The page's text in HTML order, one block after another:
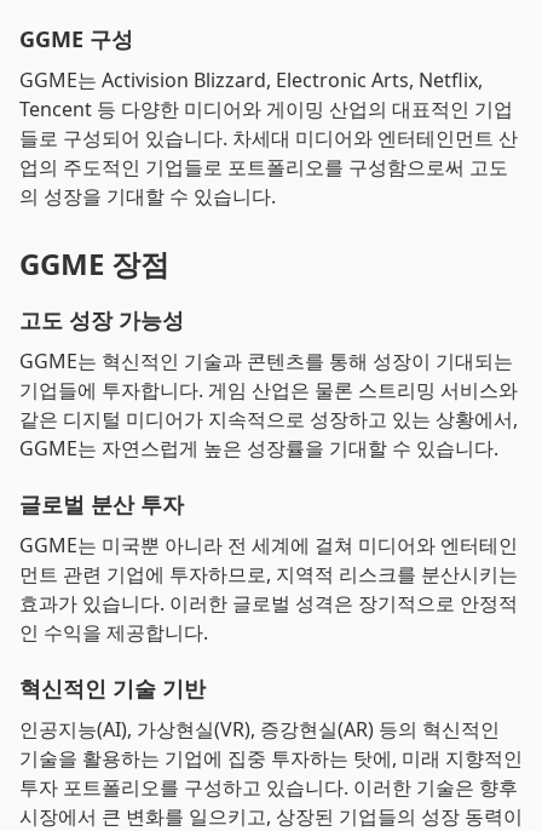
GGME 구성
GGME는 Activision Blizzard, Electronic Arts, Netflix,
Tencent 등 다양한 미디어와 게이밍 산업의 대표적인 기업
들로 구성되어 있습니다. 차세대 미디어와 엔터테인먼트 산
업의 주도적인 기업들로 포트폴리오를 구성함으로써 고도
의 성장을 기대할 수 있습니다.
GGME 장점
고도 성장 가능성
GGME는 혁신적인 기술과 콘텐츠를 통해 성장이 기대되는
기업들에 투자합니다. 게임 산업은 물론 스트리밍 서비스와
같은 디지털 미디어가 지속적으로 성장하고 있는 상황에서,
GGME는 자연스럽게 높은 성장률을 기대할 수 있습니다.
글로벌 분산 투자
GGME는 미국뿐 아니라 전 세계에 걸쳐 미디어와 엔터테인
먼트 관련 기업에 투자하므로, 지역적 리스크를 분산시키는
효과가 있습니다. 이러한 글로벌 성격은 장기적으로 안정적
인 수익을 제공합니다.
혁신적인 기술 기반
인공지능(AI), 가상현실(VR), 증강현실(AR) 등의 혁신적인
기술을 활용하는 기업에 집중 투자하는 탓에, 미래 지향적인
투자 포트폴리오를 구성하고 있습니다. 이러한 기술은 향후
시장에서 큰 변화를 일으키고, 상장된 기업들의 성장 동력이